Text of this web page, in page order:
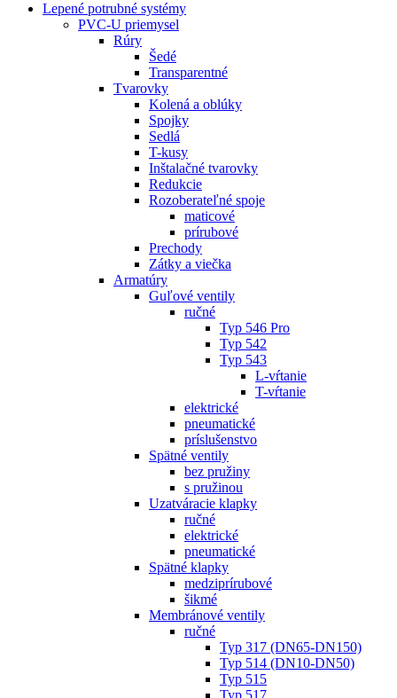
Lepené potrubné systémy
PVC-U priemysel
Rúry
Šedé
Transparentné
Tvarovky
Kolená a oblúky
Spojky
Sedlá
T-kusy
Inštalačné tvarovky
Redukcie
Rozoberateľné spoje
maticové
prírubové
Prechody
Zátky a viečka
Armatúry
Guľové ventily
ručné
Typ 546 Pro
Typ 542
Typ 543
L-vŕtanie
T-vŕtanie
elektrické
pneumatické
príslušenstvo
Spätné ventily
bez pružiny
s pružinou
Uzatváracie klapky
ručné
elektrické
pneumatické
Spätné klapky
medziprírubové
šikmé
Membránové ventily
ručné
Typ 317 (DN65-DN150)
Typ 514 (DN10-DN50)
Typ 515
Typ 517